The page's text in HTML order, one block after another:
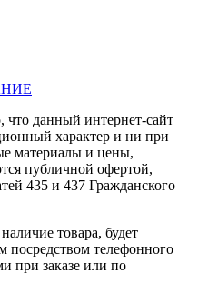
данный интернет-сайт
характер и ни при
материалы и цены,
публичной офертой,
435 и 437 Гражданского
товара, будет
телефонного
при заказе или по